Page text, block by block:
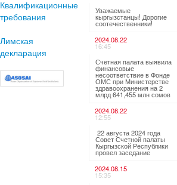
Квалификационные
требования
Лимская
декларация
Уважаемые
кыргызстанцы! Дорогие
соотечественники!
2024.08.22
16:45
Счетная палата выявила
финансовые
несоответствие в Фонде
ОМС при Министерстве
здравоохранения на 2
млрд 641,455 млн сомов
2024.08.22
12:55
22 августа 2024 года
Совет Счетной палаты
Кыргызской Республики
провел заседание
2024.08.15
15:35